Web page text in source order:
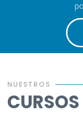
NUESTROS
CURSOS